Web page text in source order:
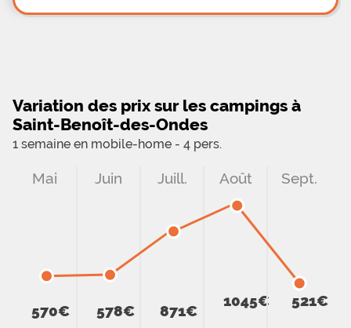
Variation des prix sur les campings à
Saint-Benoît-des-Ondes
1 semaine en mobile-home - 4 pers.
Mai
570€
Juin
578€
Juill.
871€
Août
1045€
Sept.
521€